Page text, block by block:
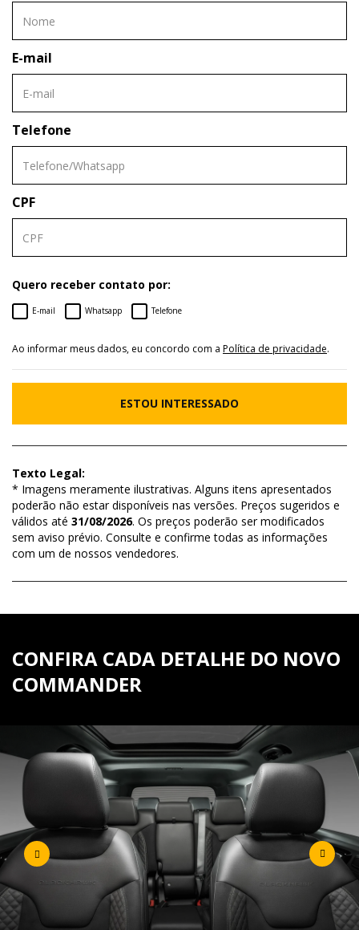
E-mail
Telefone
CPF
Quero receber contato por:
E-mail Whatsapp Telefone
Ao informar meus dados, eu concordo com a Política de privacidade.
ESTOU INTERESSADO
Texto Legal:
* Imagens meramente ilustrativas. Alguns itens apresentados
poderão não estar disponíveis nas versões. Preços sugeridos e
válidos até 31/08/2026. Os preços poderão ser modificados
sem aviso prévio. Consulte e confirme todas as informações
com um de nossos vendedores.
CONFIRA CADA DETALHE DO NOVO
COMMANDER